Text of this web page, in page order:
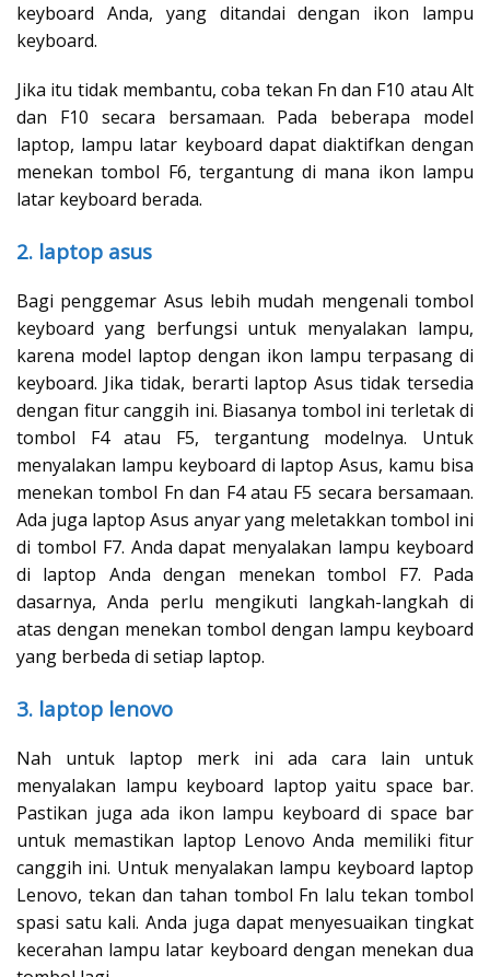
keyboard Anda, yang ditandai dengan ikon lampu
keyboard.
Jika itu tidak membantu, coba tekan Fn dan F10 atau Alt
dan F10 secara bersamaan. Pada beberapa model
laptop, lampu latar keyboard dapat diaktifkan dengan
menekan tombol F6, tergantung di mana ikon lampu
latar keyboard berada.
2. laptop asus
Bagi penggemar Asus lebih mudah mengenali tombol
keyboard yang berfungsi untuk menyalakan lampu,
karena model laptop dengan ikon lampu terpasang di
keyboard. Jika tidak, berarti laptop Asus tidak tersedia
dengan fitur canggih ini. Biasanya tombol ini terletak di
tombol F4 atau F5, tergantung modelnya. Untuk
menyalakan lampu keyboard di laptop Asus, kamu bisa
menekan tombol Fn dan F4 atau F5 secara bersamaan.
Ada juga laptop Asus anyar yang meletakkan tombol ini
di tombol F7. Anda dapat menyalakan lampu keyboard
di laptop Anda dengan menekan tombol F7. Pada
dasarnya, Anda perlu mengikuti langkah-langkah di
atas dengan menekan tombol dengan lampu keyboard
yang berbeda di setiap laptop.
3. laptop lenovo
Nah untuk laptop merk ini ada cara lain untuk
menyalakan lampu keyboard laptop yaitu space bar.
Pastikan juga ada ikon lampu keyboard di space bar
untuk memastikan laptop Lenovo Anda memiliki fitur
canggih ini. Untuk menyalakan lampu keyboard laptop
Lenovo, tekan dan tahan tombol Fn lalu tekan tombol
spasi satu kali. Anda juga dapat menyesuaikan tingkat
kecerahan lampu latar keyboard dengan menekan dua